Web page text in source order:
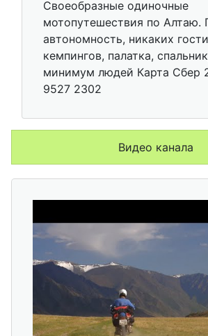
Своеобразные одиночные
мотопутешествия по Алтаю.
автономность, никаких
кемпингов, палатка,
минимум людей Карта Сбер
9527 2302
Видео канала